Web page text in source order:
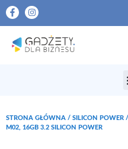
STRONA GŁÓWNA / SILICON POWER /
M02, 16GB 3.2 SILICON POWER